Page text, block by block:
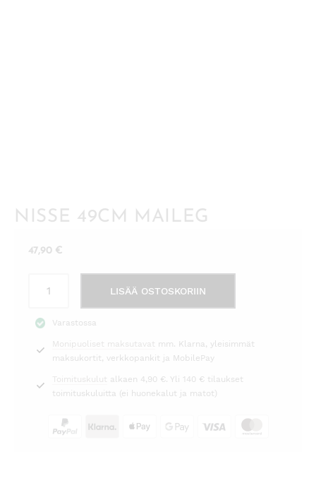
NISSE 49CM MAILEG
47,90 €
49cm
määrä
LISÄÄ OSTOSKORIIN
Varastossa
Monipuoliset maksutavat mm. Klarna, yleisimmät
maksukortit, verkkopankit ja MobilePay
Toimituskulut alkaen 4,90 €. Yli 140 € tilaukset
toimituskuluitta (ei huonekalut ja matot)